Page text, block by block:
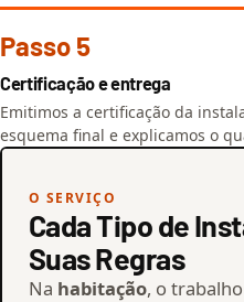
Passo 5
Certificação e entrega
Emitimos a certificação da
esquema final e explicamos o
O SERVIÇO
Cada Tipo de
Suas Regras
Na habitação, o